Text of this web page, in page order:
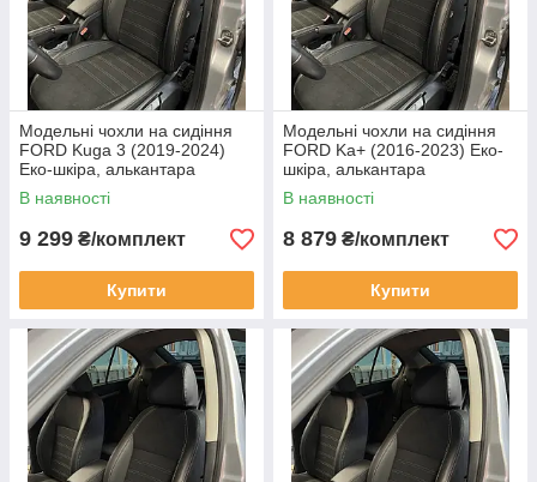
Модельні чохли на сидіння
FORD Kuga 3 (2019-2024)
Еко-шкіра, алькантара
В наявності
9 299 ₴/комплект
Купити
Модельні чохли на сидіння
FORD Ka+ (2016-2023) Еко-
шкіра, алькантара
В наявності
8 879 ₴/комплект
Купити